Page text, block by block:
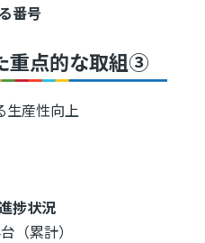
番号
重点的な取組③
生産性向上
捗状況
（累計）